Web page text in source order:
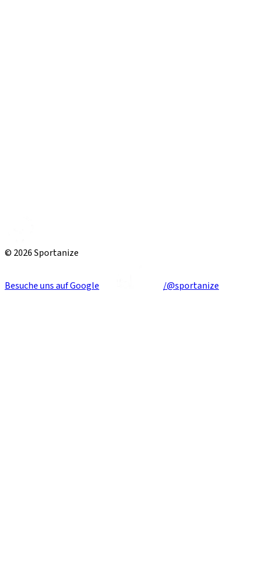
© 2026 Sportanize
Besuche uns auf Google /@sportanize